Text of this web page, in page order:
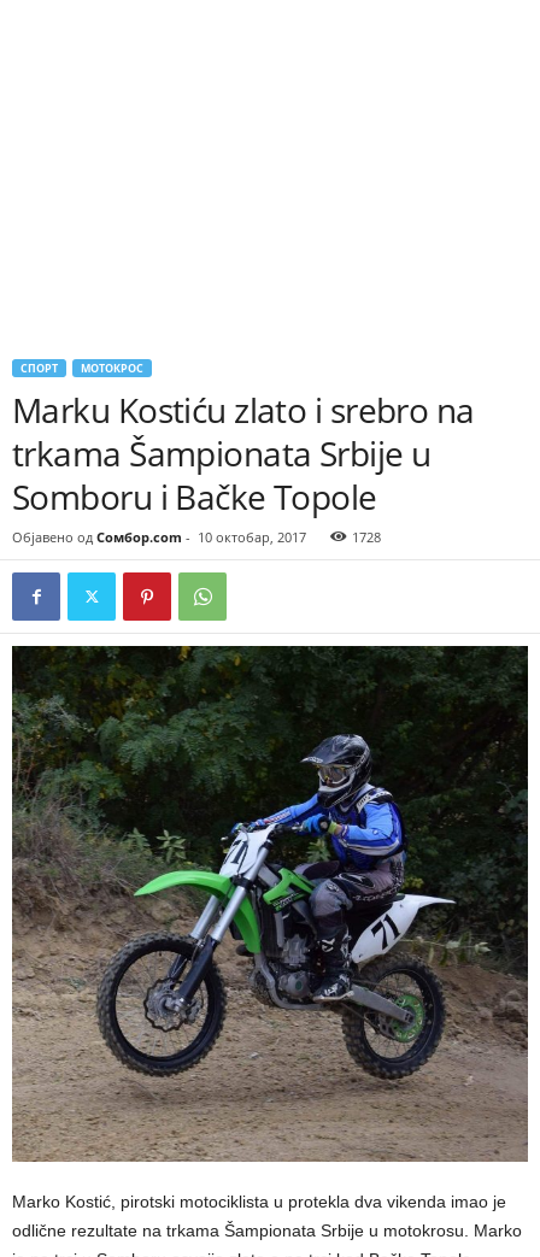
СПОРТ МОТОКРОС
Marku Kostiću zlato i srebro na
trkama Šampionata Srbije u
Somboru i Bačke Topole
Објавено од Сомбор.com - 10 октобар, 2017 1728
Marko Kostić, pirotski motociklista u protekla dva vikenda imao je
odlične rezultate na trkama Šampionata Srbije u motokrosu. Marko